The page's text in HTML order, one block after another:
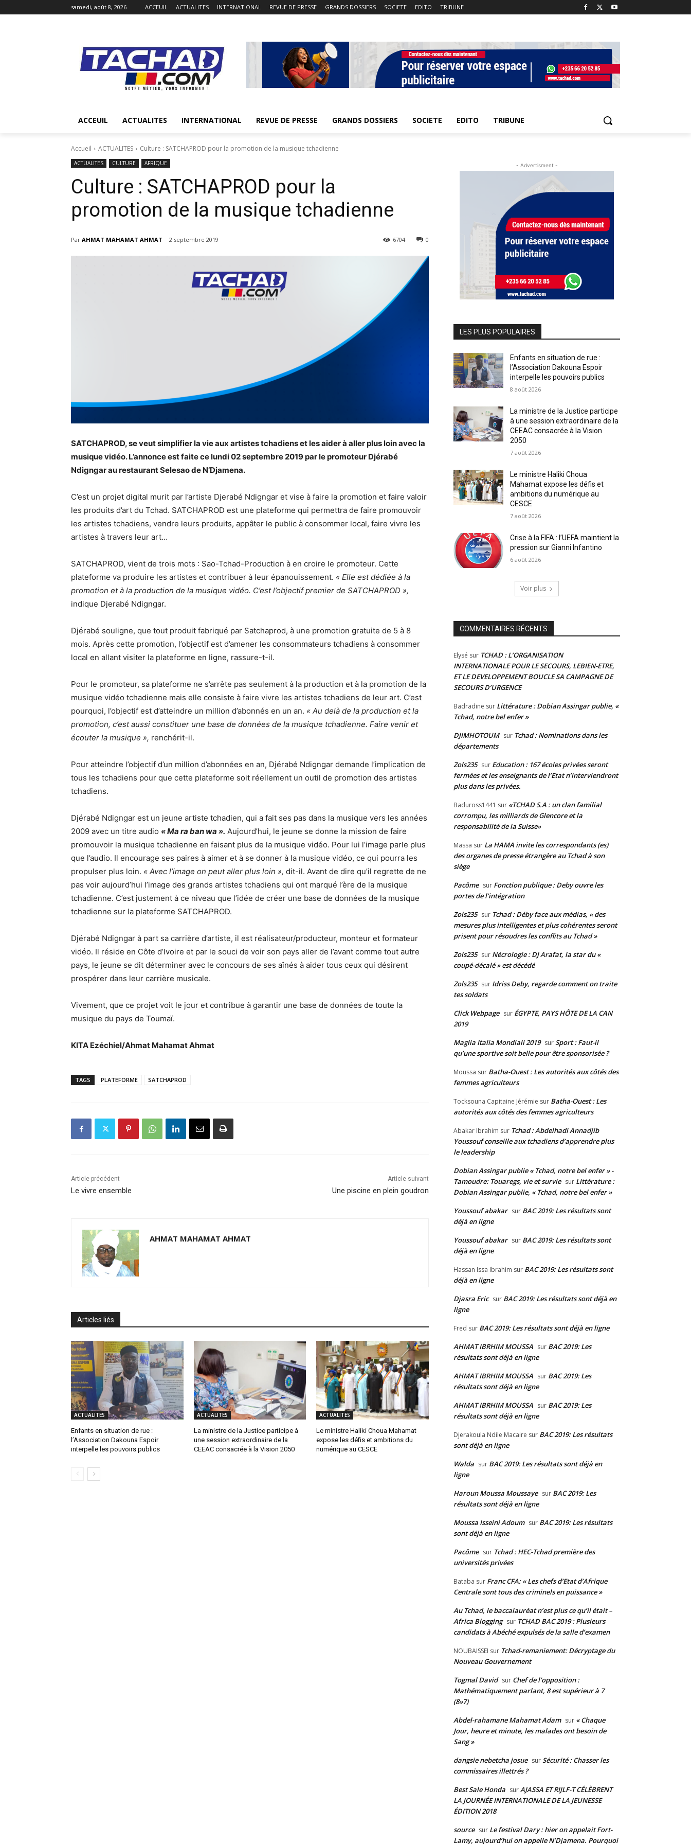
samedi, août 8, 2026 ACCEUIL ACTUALITES INTERNATIONAL REVUE DE PRESSE GRANDS DOSSIERS SOCIETE EDITO TRIBUNE
ACCEUIL ACTUALITES INTERNATIONAL REVUE DE PRESSE GRANDS DOSSIERS SOCIETE EDITO TRIBUNE
Accueil ACTUALITES Culture : SATCHAPROD pour la promotion de la musique tchadienne
ACTUALITES CULTURE AFRIQUE
Culture : SATCHAPROD pour la
promotion de la musique tchadienne
Par AHMAT MAHAMAT AHMAT 2 septembre 2019 0
6704
SATCHAPROD, se veut simplifier la vie aux artistes tchadiens et les aider à aller plus loin avec la
musique vidéo. L’annonce est faite ce lundi 02 septembre 2019 par le promoteur Djérabé
Ndigngar au restaurant Selesao de N’Djamena.
C’est un projet digital murit par l’artiste Djerabé Ndigngar et vise à faire la promotion et faire valoir
les produits d’art du Tchad. SATCHAPROD est une plateforme qui permettra de faire promouvoir
les artistes tchadiens, vendre leurs produits, appâter le public à consommer local, faire vivre les
artistes à travers leur art…
SATCHAPROD, vient de trois mots : Sao-Tchad-Production à en croire le promoteur. Cette
plateforme va produire les artistes et contribuer à leur épanouissement. « Elle est dédiée à la
promotion et à la production de la musique vidéo. C’est l’objectif premier de SATCHAPROD »,
indique Djerabé Ndigngar.
Djérabé souligne, que tout produit fabriqué par Satchaprod, à une promotion gratuite de 5 à 8
mois. Après cette promotion, l’objectif est d’amener les consommateurs tchadiens à consommer
local en allant visiter la plateforme en ligne, rassure-t-il.
Pour le promoteur, sa plateforme ne s’arrête pas seulement à la production et à la promotion de la
musique vidéo tchadienne mais elle consiste à faire vivre les artistes tchadiens de leur art. C’est
pourquoi, l’objectif est d’atteindre un million d’abonnés en un an. « Au delà de la production et la
promotion, c’est aussi constituer une base de données de la musique tchadienne. Faire venir et
écouter la musique », renchérit-il.
Pour atteindre l’objectif d’un million d’abonnées en an, Djérabé Ndigngar demande l’implication de
tous les tchadiens pour que cette plateforme soit réellement un outil de promotion des artistes
tchadiens.
Djérabé Ndigngar est un jeune artiste tchadien, qui a fait ses pas dans la musique vers les années
2009 avec un titre audio « Ma ra ban wa ». Aujourd’hui, le jeune se donne la mission de faire
promouvoir la musique tchadienne en faisant plus de la musique vidéo. Pour lui l’image parle plus
que l’audio. Il encourage ses paires à aimer et à se donner à la musique vidéo, ce qui pourra les
propulser plus loin. « Avec l’image on peut aller plus loin », dit-il. Avant de dire qu’il regrette de ne
pas voir aujourd’hui l’image des grands artistes tchadiens qui ont marqué l’ère de la musique
tchadienne. C’est justement à ce niveau que l’idée de créer une base de données de la musique
tchadienne sur la plateforme SATCHAPROD.
Djérabé Ndigngar à part sa carrière d’artiste, il est réalisateur/producteur, monteur et formateur
vidéo. Il réside en Côte d’Ivoire et par le souci de voir son pays aller de l’avant comme tout autre
pays, le jeune se dit déterminer avec le concours de ses aînés à aider tous ceux qui désirent
prospérer dans leur carrière musicale.
Vivement, que ce projet voit le jour et contribue à garantir une base de données de toute la
musique du pays de Toumaï.
KITA Ezéchiel/Ahmat Mahamat Ahmat
TAGS PLATEFORME SATCHAPROD
Article précédent
Le vivre ensemble
Article suivant
Une piscine en plein goudron
AHMAT MAHAMAT AHMAT
Articles liés
ACTUALITES
Enfants en situation de rue :
l’Association Dakouna Espoir
interpelle les pouvoirs publics
ACTUALITES
La ministre de la Justice participe à
une session extraordinaire de la
CEEAC consacrée à la Vision 2050
ACTUALITES
Le ministre Haliki Choua Mahamat
expose les défis et ambitions du
numérique au CESCE
- Advertisment -
LES PLUS POPULAIRES
Enfants en situation de rue :
l’Association Dakouna Espoir
interpelle les pouvoirs publics
8 août 2026
La ministre de la Justice participe
à une session extraordinaire de la
CEEAC consacrée à la Vision
2050
7 août 2026
Le ministre Haliki Choua
Mahamat expose les défis et
ambitions du numérique au
CESCE
7 août 2026
Crise à la FIFA : l’UEFA maintient la
pression sur Gianni Infantino
6 août 2026
Voir plus
COMMENTAIRES RÉCENTS
Elysé sur TCHAD : L’ORGANISATION
INTERNATIONALE POUR LE SECOURS, LEBIEN-ETRE,
ET LE DEVELOPPEMENT BOUCLE SA CAMPAGNE DE
SECOURS D’URGENCE
Badradine sur Littérature : Dobian Assingar publie, «
Tchad, notre bel enfer »
DJIMHOTOUM sur Tchad : Nominations dans les
départements
Zols235 sur Education : 167 écoles privées seront
fermées et les enseignants de l’Etat n’interviendront
plus dans les privées.
Baduross1441 sur «TCHAD S.A : un clan familial
corrompu, les milliards de Glencore et la
responsabilité de la Suisse»
Massa sur La HAMA invite les correspondants (es)
des organes de presse étrangère au Tchad à son
siège
Pacôme sur Fonction publique : Deby ouvre les
portes de l’intégration
Zols235 sur Tchad : Déby face aux médias, « des
mesures plus intelligentes et plus cohérentes seront
prisent pour résoudres les conflits au Tchad »
Zols235 sur Nécrologie : DJ Arafat, la star du «
coupé-décalé » est décédé
Zols235 sur Idriss Deby, regarde comment on traite
tes soldats
Click Webpage sur ÉGYPTE, PAYS HÔTE DE LA CAN
2019
Maglia Italia Mondiali 2019 surSport : Faut-il
qu’une sportive soit belle pour être sponsorisée ?
Moussa sur Batha-Ouest : Les autorités aux côtés des
femmes agriculteurs
Tocksouna Capitaine Jérémie sur Batha-Ouest : Les
autorités aux côtés des femmes agriculteurs
Abakar Ibrahim sur Tchad : Abdelhadi Annadjib
Youssouf conseille aux tchadiens d’apprendre plus
le leadership
Dobian Assingar publie « Tchad, notre bel enfer » -
Tamoudre: Touaregs, vie et survie sur Littérature :
Dobian Assingar publie, « Tchad, notre bel enfer »
Youssouf abakar sur BAC 2019: Les résultats sont
déjà en ligne
Youssouf abakar sur BAC 2019: Les résultats sont
déjà en ligne
Hassan Issa Ibrahim sur BAC 2019: Les résultats sont
déjà en ligne
Djasra Eric sur BAC 2019: Les résultats sont déjà en
ligne
Fred sur BAC 2019: Les résultats sont déjà en ligne
AHMAT IBRHIM MOUSSA sur BAC 2019: Les
résultats sont déjà en ligne
AHMAT IBRHIM MOUSSA sur BAC 2019: Les
résultats sont déjà en ligne
AHMAT IBRHIM MOUSSA sur BAC 2019: Les
résultats sont déjà en ligne
Djerakoula Ndile Macaire sur BAC 2019: Les résultats
sont déjà en ligne
Walda sur BAC 2019: Les résultats sont déjà en
ligne
Haroun Moussa Moussaye sur BAC 2019: Les
résultats sont déjà en ligne
Moussa Isseini Adoum sur BAC 2019: Les résultats
sont déjà en ligne
Pacôme sur Tchad : HEC-Tchad première des
universités privées
Bataba sur Franc CFA: « Les chefs d’Etat d’Afrique
Centrale sont tous des criminels en puissance »
Au Tchad, le baccalauréat n’est plus ce qu’il était –
Africa Blogging sur TCHAD BAC 2019 : Plusieurs
candidats à Abéché expulsés de la salle d’examen
NOUBAISSEI sur Tchad-remaniement: Décryptage du
Nouveau Gouvernement
Togmal David sur Chef de l’opposition :
Mathématiquement parlant, 8 est supérieur à 7
(8»7)
Abdel-rahamane Mahamat Adam sur « Chaque
Jour, heure et minute, les malades ont besoin de
Sang »
dangsie nebetcha josue surSécurité : Chasser les
commissaires illettrés ?
Best Sale Honda surAJASSA ET RIJLF-T CÉLÈBRENT
LA JOURNÉE INTERNATIONALE DE LA JEUNESSE
ÉDITION 2018
source sur Le festival Dary : hier on appelait Fort-
Lamy, aujourd’hui on appelle N’Djamena. Pourquoi